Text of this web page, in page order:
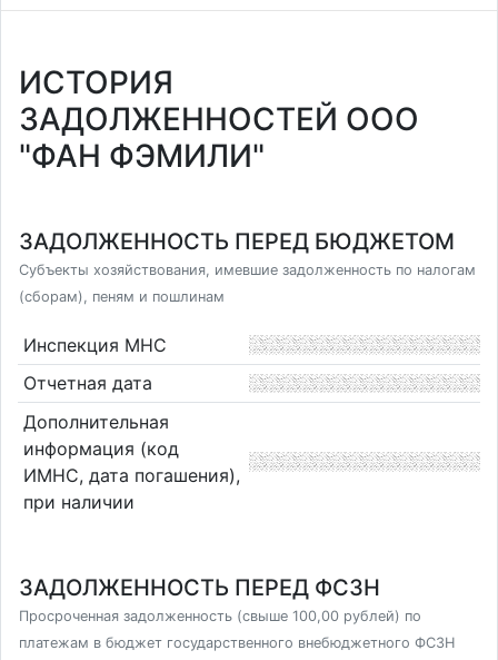
ИСТОРИЯ
ЗАДОЛЖЕННОСТЕЙ ООО
"ФАН ФЭМИЛИ"
ЗАДОЛЖЕННОСТЬ ПЕРЕД БЮДЖЕТОМ
Субъекты хозяйствования, имевшие задолженность по налогам
(сборам), пеням и пошлинам
Инспекция МНС
Отчетная дата
Дополнительная
информация (код
ИМНС, дата погашения),
при наличии
ЗАДОЛЖЕННОСТЬ ПЕРЕД ФСЗН
Просроченная задолженность (свыше 100,00 рублей) по
платежам в бюджет государственного внебюджетного ФСЗН